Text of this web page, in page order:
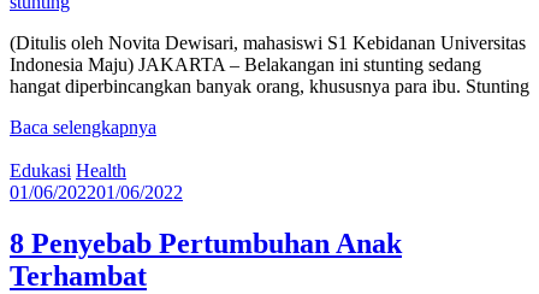
(Ditulis oleh Novita Dewisari, mahasiswi S1 Kebidanan Universitas
Indonesia Maju) JAKARTA – Belakangan ini stunting sedang
hangat diperbincangkan banyak orang, khususnya para ibu. Stunting
Baca selengkapnya
Edukasi Health
01/06/202201/06/2022
8 Penyebab Pertumbuhan Anak
Terhambat